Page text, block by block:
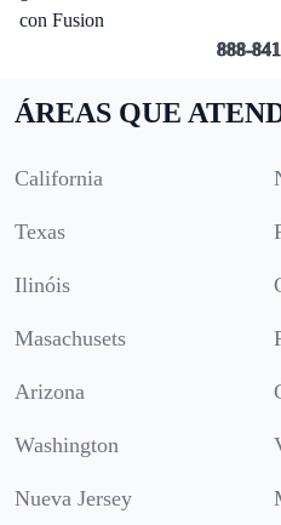
con Fusion
888-
ÁREAS QUE
California
Texas
Ilinóis
Masachusets
Arizona
Washington
Nueva Jersey